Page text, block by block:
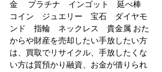
金　 プラチナ　インゴット　延べ棒
コイン　ジュエリー　宝石　ダイヤモ
ンド　指輪　ネックレス　貴金属 おた
からや財産を売却したい手放したい方
は、買取でリサイクル、手放したくな
い方は質預かり融資、お金が借りられ